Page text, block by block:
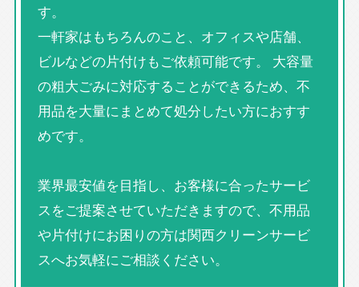
す。
一軒家はもちろんのこと、オフィスや店舗、
ビルなどの片付けもご依頼可能です。 大容量
の粗大ごみに対応することができるため、不
用品を大量にまとめて処分したい方におすす
めです。
業界最安値を目指し、お客様に合ったサービ
スをご提案させていただきますので、不用品
や片付けにお困りの方は関西クリーンサービ
スへお気軽にご相談ください。